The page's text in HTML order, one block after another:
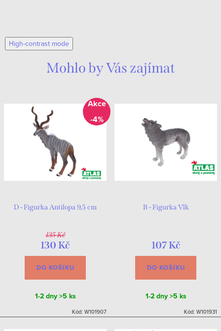
High-contrast mode
Mohlo by Vás zajímat
-4%
D - Figurka Antilopa 9,5 cm
135 Kč
130 Kč
DO KOŠÍKU
1-2 dny >5 ks
Kód: W101907
B - Figurka Vlk
107 Kč
DO KOŠÍKU
1-2 dny >5 ks
Kód: W101931